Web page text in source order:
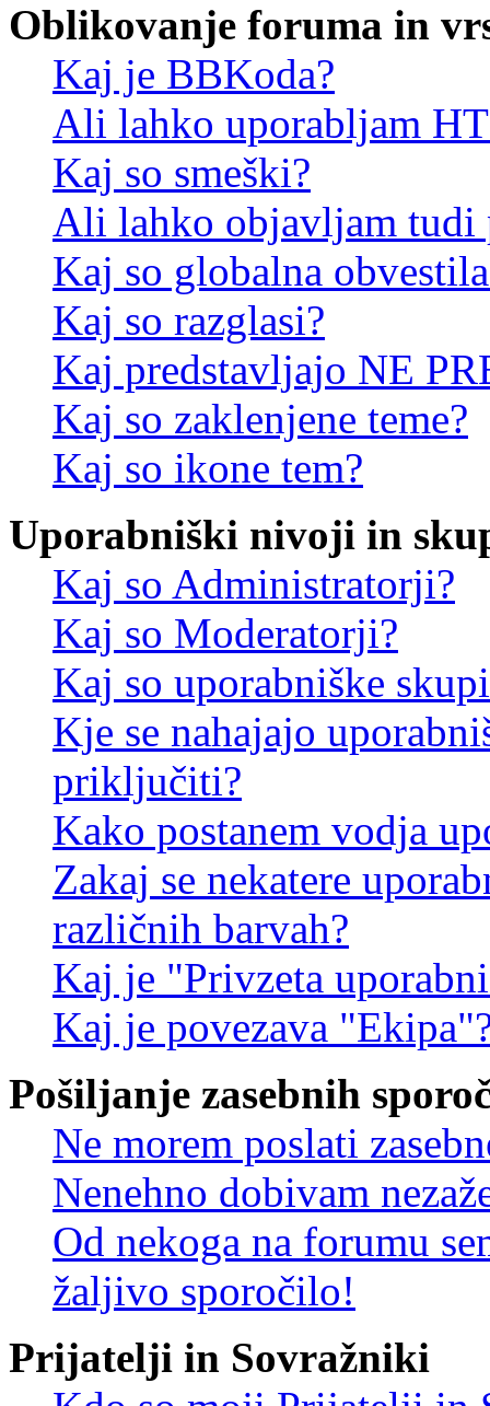
Oblikovanje foruma in
Kaj je BBKoda?
Ali lahko uporabljam
Kaj so smeški?
Ali lahko objavljam tudi
Kaj so globalna
Kaj so razglasi?
Kaj predstavljajo NE
Kaj so zaklenjene teme?
Kaj so ikone tem?
Uporabniški nivoji in
Kaj so Administratorji?
Kaj so Moderatorji?
Kaj so uporabniške
Kje se nahajajo
priključiti?
Kako postanem vodja
Zakaj se nekatere
različnih barvah?
Kaj je "Privzeta
Kaj je povezava
Pošiljanje zasebnih
Ne morem poslati
Nenehno dobivam
Od nekoga na forumu
žaljivo sporočilo!
Prijatelji in Sovražniki